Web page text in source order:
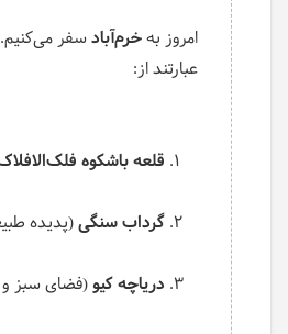
امروز بهخرم‌آبادسفر
عبارتند از:
قلعه باشکوه
گرداب سنگی(پدیده
دریاچه کیو(فضای سبز